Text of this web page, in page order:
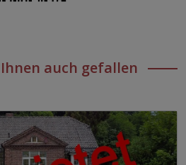
auch gefallen